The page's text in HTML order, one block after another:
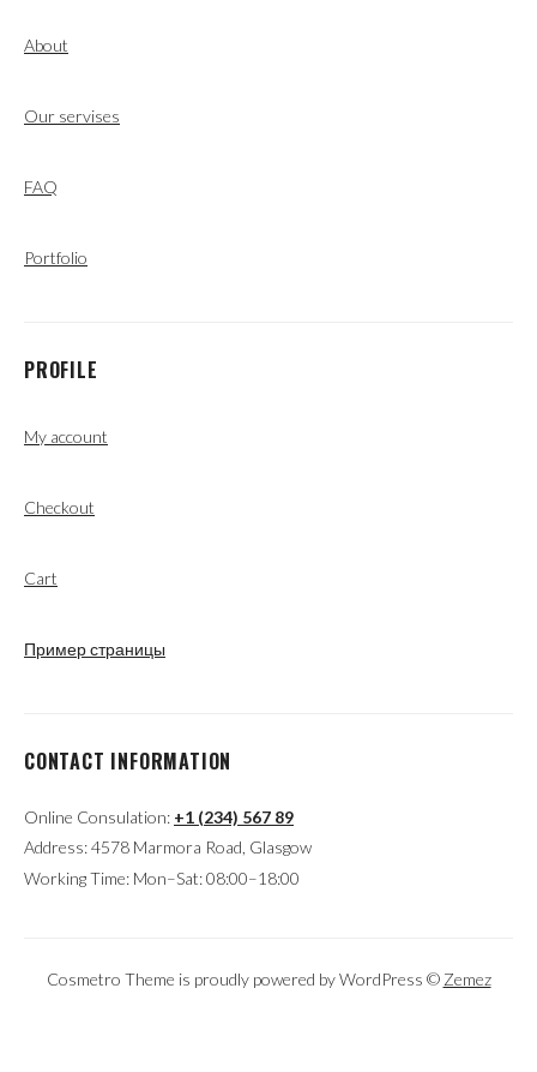
About
Our servises
FAQ
Portfolio
PROFILE
My account
Checkout
Cart
Пример страницы
CONTACT INFORMATION
Online Consulation: +1 (234) 567 89
Address: 4578 Marmora Road, Glasgow
Working Time: Mon–Sat: 08:00–18:00
Cosmetro Theme is proudly powered by WordPress © Zemez